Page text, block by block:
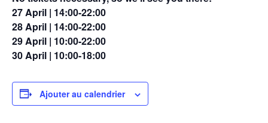
27 April | 14:00-22:00
28 April | 14:00-22:00
29 April | 10:00-22:00
30 April | 10:00-18:00
Ajouter au calendrier